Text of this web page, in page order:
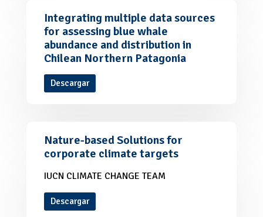
Integrating multiple data sources
for assessing blue whale
abundance and distribution in
Chilean Northern Patagonia
Descargar
Nature-based Solutions for
corporate climate targets
IUCN CLIMATE CHANGE TEAM
Descargar